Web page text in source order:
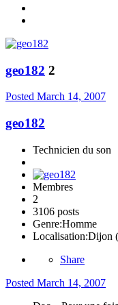
geo182 2
Posted March 14, 2007
geo182
Technicien du son
Membres
2
3106 posts
Genre:Homme
Localisation:Dijon
Share
Posted March 14, 2007